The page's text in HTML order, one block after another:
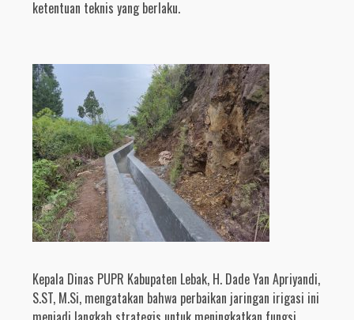
ketentuan teknis yang berlaku.
Kepala Dinas PUPR Kabupaten Lebak, H. Dade Yan Apriyandi,
S.ST, M.Si, mengatakan bahwa perbaikan jaringan irigasi ini